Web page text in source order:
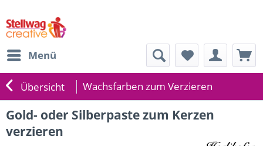
Menü
Übersicht Wachsfarben zum Verzieren
Gold- oder Silberpaste zum Kerzen
verzieren